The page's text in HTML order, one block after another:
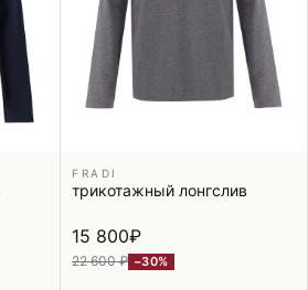
FRADI
трикотажный лонгслив
15 800₽
22 600 ₽ −30%